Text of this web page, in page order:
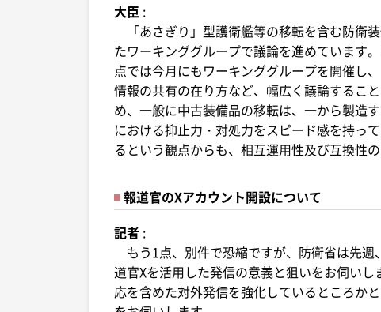
大臣 :
「あさぎり」型護衛艦等の移転を含む防衛
たワーキンググループで議論を進めています
点では今月にもワーキンググループを開催し
情報の共有の在り方など、幅広く議論するこ
め、一般に中古装備品の移転は、一から製造
における抑止力・対処力をスピード感を持っ
るという観点からも、相互運用性及び互換性
報道官のXアカウント開設について
記者 :
もう1点、別件で恐縮ですが、防衛省は先
道官Xを活用した発信の意義と狙いをお伺い
応を含めた対外発信を強化しているところか